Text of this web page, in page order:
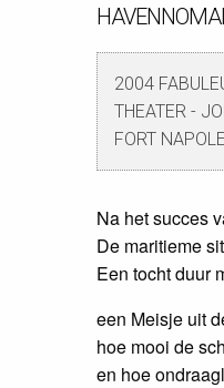
2004
THEATER -
FORT
Na het succes
De maritieme
Een tocht duur
een Meisje uit
hoe mooi de
en hoe